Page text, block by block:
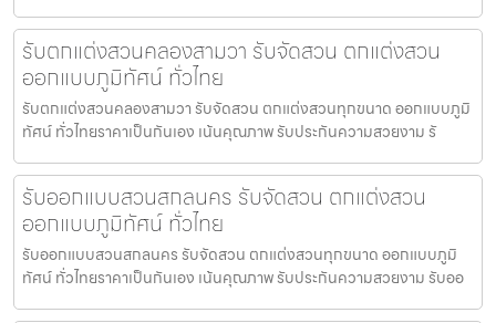
รับตกแต่งสวนคลองสามวา รับจัดสวน ตกแต่งสวน
ออกแบบภูมิทัศน์ ทั่วไทย
รับตกแต่งสวนคลองสามวา รับจัดสวน ตกแต่งสวนทุกขนาด ออกแบบภูมิ
ทัศน์ ทั่วไทยราคาเป็นกันเอง เน้นคุณภาพ รับประกันความสวยงาม รั
รับออกแบบสวนสกลนคร รับจัดสวน ตกแต่งสวน
ออกแบบภูมิทัศน์ ทั่วไทย
รับออกแบบสวนสกลนคร รับจัดสวน ตกแต่งสวนทุกขนาด ออกแบบภูมิ
ทัศน์ ทั่วไทยราคาเป็นกันเอง เน้นคุณภาพ รับประกันความสวยงาม รับออ